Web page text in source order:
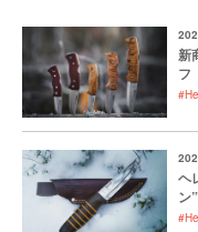
新
フ
ヘ
ン